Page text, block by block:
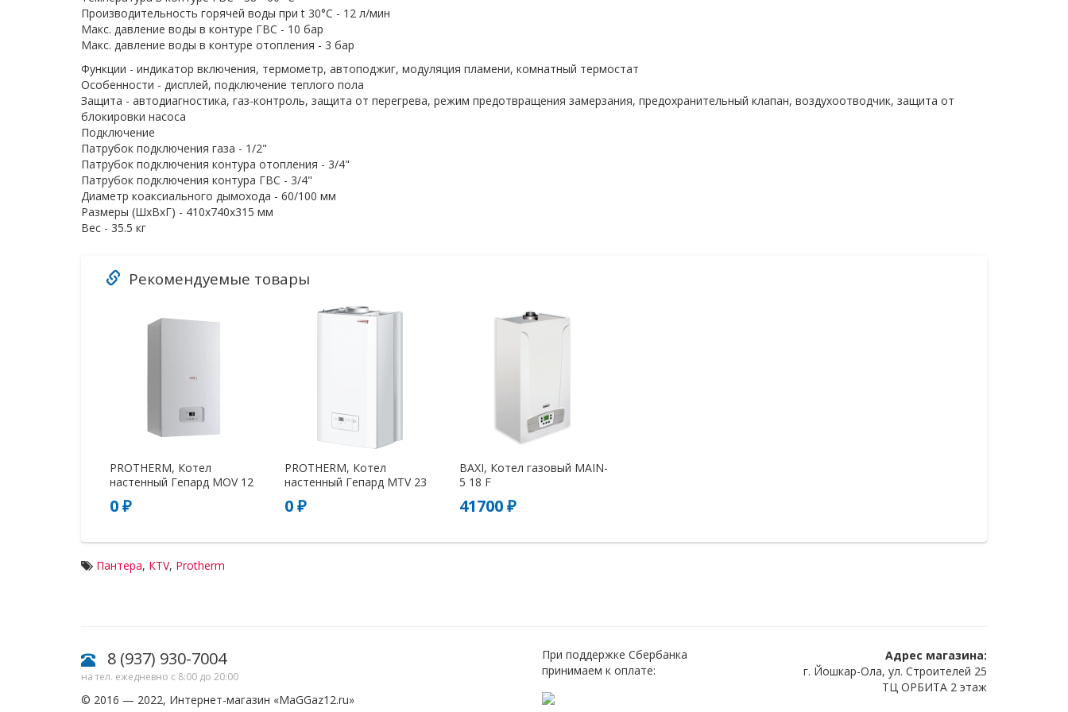
Производительность горячей воды при t 30°C - 12 л/мин
Макс. давление воды в контуре ГВС - 10 бар
Макс. давление воды в контуре отопления - 3 бар
Функции - индикатор включения, термометр, автоподжиг, модуляция пламени, комнатный термостат
Особенности - дисплей, подключение теплого пола
Защита - автодиагностика, газ-контроль, защита от перегрева, режим предотвращения замерзания, предохранительный клапан, воздухоотводчик, защита от
блокировки насоса
Подключение
Патрубок подключения газа - 1/2"
Патрубок подключения контура отопления - 3/4"
Патрубок подключения контура ГВС - 3/4"
Диаметр коаксиального дымохода - 60/100 мм
Размеры (ШхВхГ) - 410x740x315 мм
Вес - 35.5 кг
Рекомендуемые товары
PROTHERM, Котел
настенный Гепард MOV 12
0 ₽
PROTHERM, Котел
настенный Гепард MTV 23
0 ₽
BAXI, Котел газовый MAIN-
5 18 F
41700 ₽
Пантера, КТV, Protherm
8 (937) 930-7004
на тел. ежедневно с 8:00 до 20:00
© 2016 — 2022, Интернет-магазин «MaGGaz12.ru»
При поддержке Сбербанка
принимаем к оплате:
Адрес магазина:
г. Йошкар-Ола, ул. Строителей 25
ТЦ ОРБИТА 2 этаж